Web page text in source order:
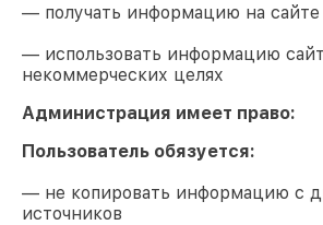
— получать информацию на сайте
— использовать информацию
некоммерческих целях
Администрация имеет право:
Пользователь обязуется:
— не копировать информацию с
источников